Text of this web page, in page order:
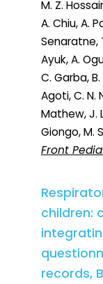
M. Z.
A. Chiu, A.
Senaratne,
Ayuk, A.
C. Garba,
Agoti, C. N.
Mathew, J.
Giongo, M.
Front
children:
records,